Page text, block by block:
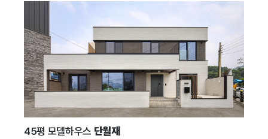
45평 모델하우스 단월재